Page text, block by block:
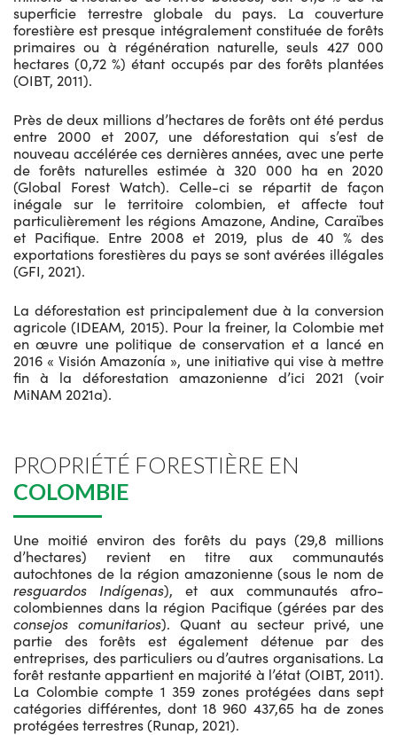
superficie terrestre globale du pays. La couverture
forestière est presque intégralement constituée de forêts
primaires ou à régénération naturelle, seuls 427 000
hectares (0,72 %) étant occupés par des forêts plantées
(OIBT, 2011).
Près de deux millions d’hectares de forêts ont été perdus
entre 2000 et 2007, une déforestation qui s’est de
nouveau accélérée ces dernières années, avec une perte
de forêts naturelles estimée à 320 000 ha en 2020
(Global Forest Watch). Celle-ci se répartit de façon
inégale sur le territoire colombien, et affecte tout
particulièrement les régions Amazone, Andine, Caraïbes
et Pacifique. Entre 2008 et 2019, plus de 40 % des
exportations forestières du pays se sont avérées illégales
(GFI, 2021).
La déforestation est principalement due à la conversion
agricole (IDEAM, 2015). Pour la freiner, la Colombie met
en œuvre une politique de conservation et a lancé en
2016 « Visión Amazonía », une initiative qui vise à mettre
fin à la déforestation amazonienne d’ici 2021 (voir
MiNAM 2021a).
PROPRIÉTÉ FORESTIÈRE EN
COLOMBIE
Une moitié environ des forêts du pays (29,8 millions
d’hectares) revient en titre aux communautés
autochtones de la région amazonienne (sous le nom de
resguardos Indígenas), et aux communautés afro-
colombiennes dans la région Pacifique (gérées par des
consejos comunitarios). Quant au secteur privé, une
partie des forêts est également détenue par des
entreprises, des particuliers ou d’autres organisations. La
forêt restante appartient en majorité à l’état (OIBT, 2011).
La Colombie compte 1 359 zones protégées dans sept
catégories différentes, dont 18 960 437,65 ha de zones
protégées terrestres (Runap, 2021).